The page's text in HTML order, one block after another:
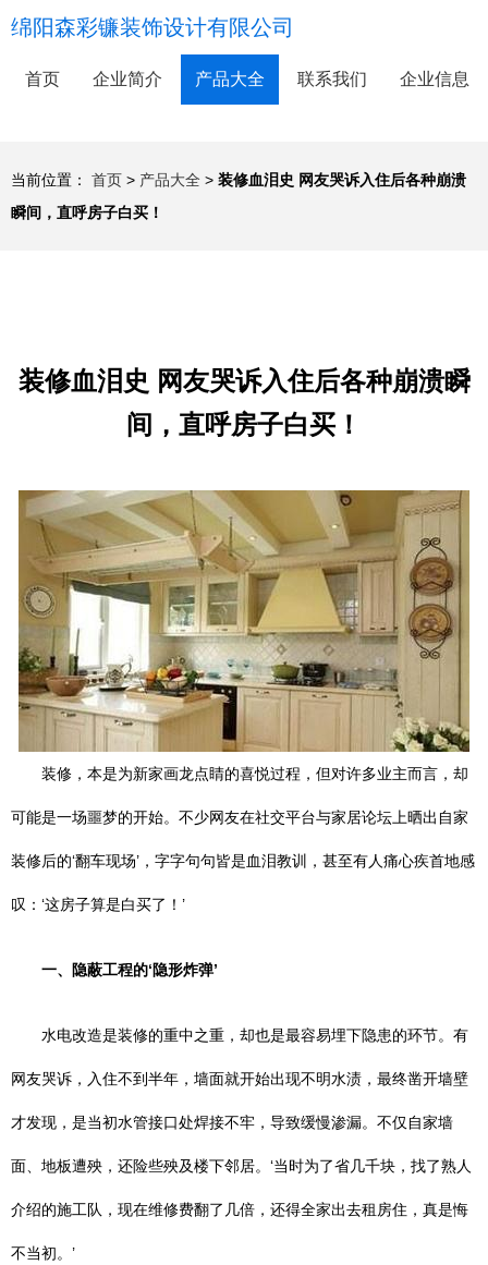
绵阳森彩镰装饰设计有限公司
首页 企业简介 产品大全 联系我们 企业信息
当前位置： 首页 > 产品大全 > 装修血泪史 网友哭诉入住后各种崩溃
瞬间，直呼房子白买！
装修血泪史 网友哭诉入住后各种崩溃瞬
间，直呼房子白买！
装修，本是为新家画龙点睛的喜悦过程，但对许多业主而言，却
可能是一场噩梦的开始。不少网友在社交平台与家居论坛上晒出自家
装修后的‘翻车现场’，字字句句皆是血泪教训，甚至有人痛心疾首地感
叹：‘这房子算是白买了！’
一、隐蔽工程的‘隐形炸弹’
水电改造是装修的重中之重，却也是最容易埋下隐患的环节。有
网友哭诉，入住不到半年，墙面就开始出现不明水渍，最终凿开墙壁
才发现，是当初水管接口处焊接不牢，导致缓慢渗漏。不仅自家墙
面、地板遭殃，还险些殃及楼下邻居。‘当时为了省几千块，找了熟人
介绍的施工队，现在维修费翻了几倍，还得全家出去租房住，真是悔
不当初。’